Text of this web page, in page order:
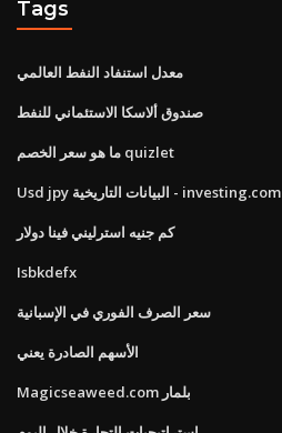
Tags
معدل استنفاد النفط العالمي
صندوق ألاسكا الاستئماني للنفط
ما هو سعر الخصم quizlet
Usd jpy البيانات التاريخية - investing.com
كم جنيه استرليني فينا دولار
Isbkdefx
سعر الصرف الفوري في الإسبانية
الأسهم الصادرة يعني
Magicseaweed.com بلمار